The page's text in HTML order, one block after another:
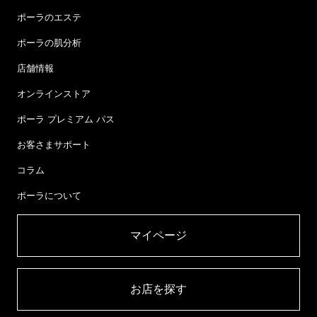
ポーラのエステ
ポーラの肌分析
店舗情報
オンラインストア
ポーラ プレミアム パス
お客さまサポート
コラム
ポーラについて
マイページ​
お店を探す​